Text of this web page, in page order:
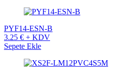
PYF14-ESN-B
3.25 € + KDV
Sepete Ekle